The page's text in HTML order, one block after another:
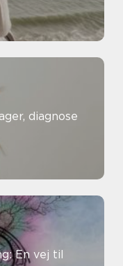
diagnose
En vej til